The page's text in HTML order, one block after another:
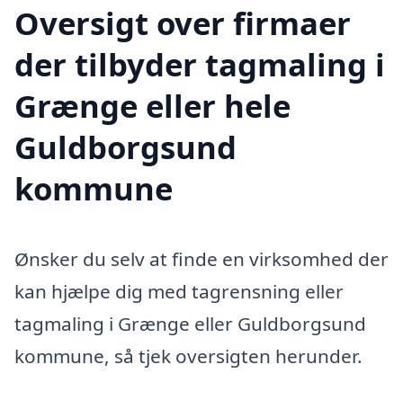
Oversigt over firmaer
der tilbyder tagmaling i
Grænge eller hele
Guldborgsund
kommune
Ønsker du selv at finde en virksomhed der
kan hjælpe dig med tagrensning eller
tagmaling i Grænge eller Guldborgsund
kommune, så tjek oversigten herunder.